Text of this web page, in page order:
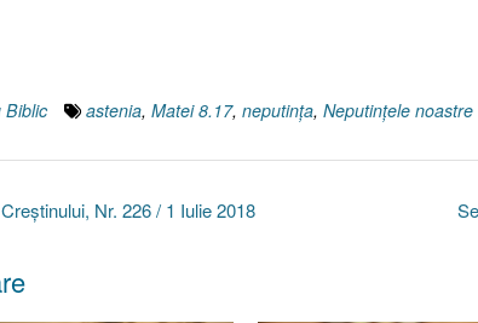
Biblic astenia, Matei 8.17, neputinţa, Neputinţele
Nr. 226 / 1 Iulie 2018